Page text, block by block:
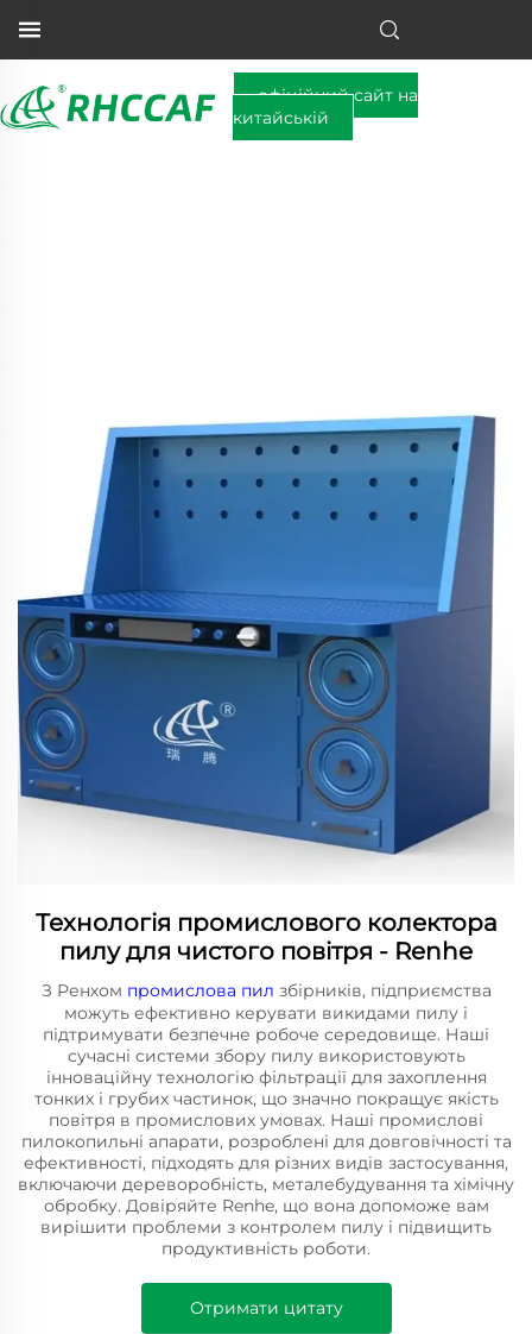
офіційний сайт на
китайській
Технологія промислового колектора
пилу для чистого повітря - Renhe
З Ренхом промислова пил збірників, підприємства
можуть ефективно керувати викидами пилу і
підтримувати безпечне робоче середовище. Наші
сучасні системи збору пилу використовують
інноваційну технологію фільтрації для захоплення
тонких і грубих частинок, що значно покращує якість
повітря в промислових умовах. Наші промислові
пилокопильні апарати, розроблені для довговічності та
ефективності, підходять для різних видів застосування,
включаючи дереворобність, металебудування та хімічну
обробку. Довіряйте Renhe, що вона допоможе вам
вирішити проблеми з контролем пилу і підвищить
продуктивність роботи.
Отримати цитату